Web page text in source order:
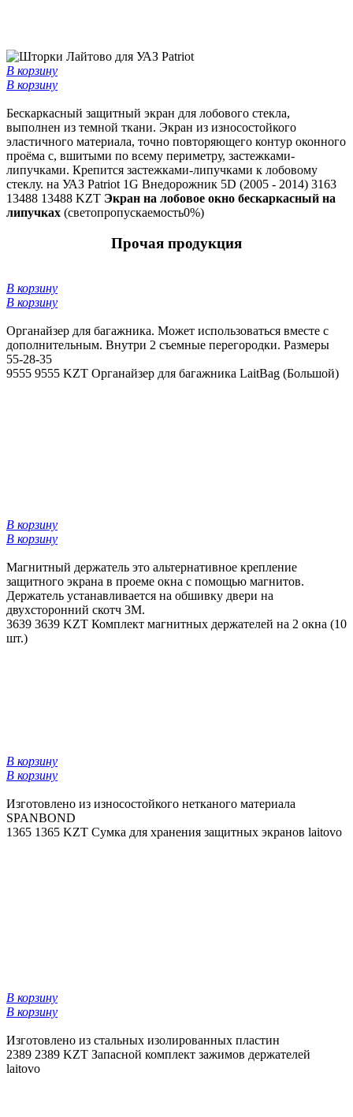
В корзину
В корзину
Бескаркасный защитный экран для лобового стекла,
выполнен из темной ткани. Экран из износостойкого
эластичного материала, точно повторяющего контур оконного
проёма с, вшитыми по всему периметру, застежками-
липучками. Крепится застежками-липучками к лобовому
стеклу. на УАЗ Patriot 1G Внедорожник 5D (2005 - 2014) 3163
13488 13488 KZT Экран на лобовое окно бескаркасный на
липучках (светопропускаемость0%)
Прочая продукция
В корзину
В корзину
Органайзер для багажника. Может использоваться вместе с
дополнительным. Внутри 2 съемные перегородки. Размеры
55-28-35
9555 9555 KZT Органайзер для багажника LaitBag (Большой)
В корзину
В корзину
Магнитный держатель это альтернативное крепление
защитного экрана в проеме окна с помощью магнитов.
Держатель устанавливается на обшивку двери на
двухсторонний скотч 3М.
3639 3639 KZT Комплект магнитных держателей на 2 окна (10
шт.)
В корзину
В корзину
Изготовлено из износостойкого нетканого материала
SPANBOND
1365 1365 KZT Сумка для хранения защитных экранов laitovo
В корзину
В корзину
Изготовлено из стальных изолированных пластин
2389 2389 KZT Запасной комплект зажимов держателей
laitovo